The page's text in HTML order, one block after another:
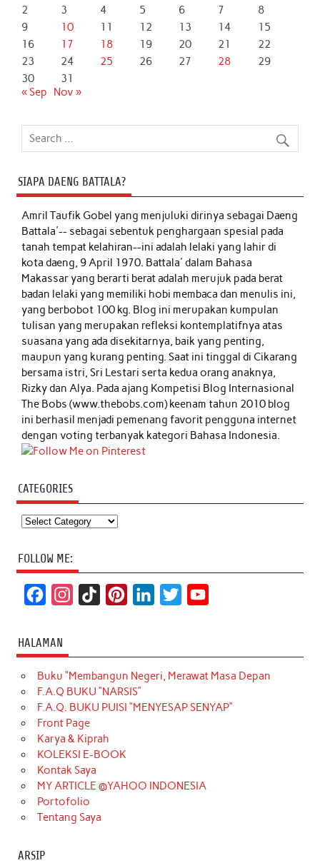
2
3 4 5 6 7
8
9
10 11 12 13 14
15
16
17 18 19 20 21
22
23
24 25 26 27 28
29
30
31
« Sep
Nov »
SIAPA DAENG BATTALA?
Amril Taufik Gobelyang menjuluki dirinya sebagai Daeng
Battala'-- sebagai sebentuk penghargaan spesial pada
tanah tempat kelahiran--ini adalah lelaki yang lahir di
kota daeng, 9 April 1970. Battala' dalam Bahasa
Makassar yang berarti berat adalah merujuk pada berat
badan lelaki yang memiliki hobi membaca dan menulis ini,
yang berbobot 100 kg. Blog ini merupakan kumpulan
tulisan yang merupakan refleksi kontemplatifnya atas
suasana yang ada disekitarnya, baik yang penting,
maupun yang kurang penting. Saat ini tinggal di Cikarang
bersama istri, Sri Lestari serta kedua orang anaknya,
Rizky dan Alya. Pada ajang Kompetisi Blog Internasional
The Bobs (www.thebobs.com) keenam tahun 2010 blog
ini berhasil menjadi pemenang favorit pengguna internet
dengan voting terbanyak kategori Bahasa Indonesia.
CATEGORIES
Categories
FOLLOW ME:
c
e
b
o
o
k
t
a
g
r
a
m
T
o
k
t
e
r
k
e
d
t
t
e
T
u
b
HALAMAN
Buku “Membangun Negeri, Merawat Masa Depan
F.A.Q BUKU “NARSIS”
F.A.Q. BUKU PUISI “MENYESAP SENYAP”
Front Page
Karya & Kiprah
KOLEKSI E-BOOK
Kontak Saya
MY ARTICLE @YAHOO INDONESIA
Portofolio
Tentang Saya
ARSIP